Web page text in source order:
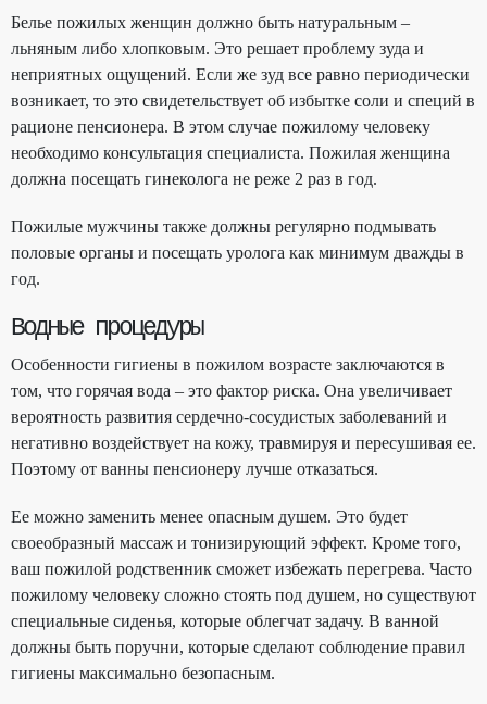
Белье пожилых женщин должно быть натуральным –
льняным либо хлопковым. Это решает проблему зуда и
неприятных ощущений. Если же зуд все равно периодически
возникает, то это свидетельствует об избытке соли и специй в
рационе пенсионера. В этом случае пожилому человеку
необходимо консультация специалиста. Пожилая женщина
должна посещать гинеколога не реже 2 раз в год.
Пожилые мужчины также должны регулярно подмывать
половые органы и посещать уролога как минимум дважды в
год.
Водные процедуры
Особенности гигиены в пожилом возрасте заключаются в
том, что горячая вода – это фактор риска. Она увеличивает
вероятность развития сердечно-сосудистых заболеваний и
негативно воздействует на кожу, травмируя и пересушивая ее.
Поэтому от ванны пенсионеру лучше отказаться.
Ее можно заменить менее опасным душем. Это будет
своеобразный массаж и тонизирующий эффект. Кроме того,
ваш пожилой родственник сможет избежать перегрева. Часто
пожилому человеку сложно стоять под душем, но существуют
специальные сиденья, которые облегчат задачу. В ванной
должны быть поручни, которые сделают соблюдение правил
гигиены максимально безопасным.